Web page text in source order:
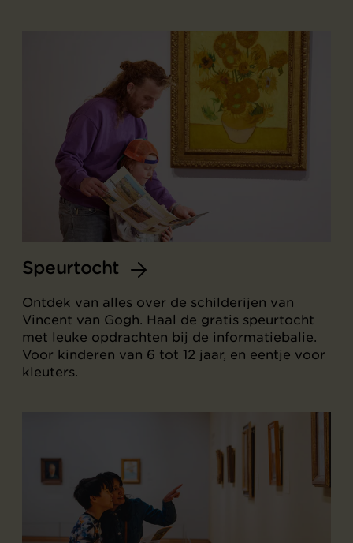
Speurtocht
Ontdek van alles over de schilderijen van
Vincent van Gogh. Haal de gratis speurtocht
met leuke opdrachten bij de informatiebalie.
Voor kinderen van 6 tot 12 jaar, en eentje voor
kleuters.